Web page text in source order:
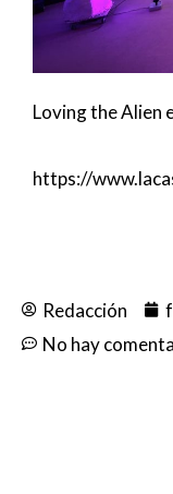
Loving the Alien
https://
Redacción
No hay